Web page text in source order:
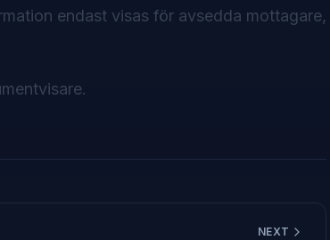
endast visas för avsedda mottagare,
.
NEXT